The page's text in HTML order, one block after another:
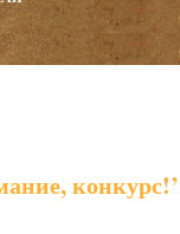
конкурс!’